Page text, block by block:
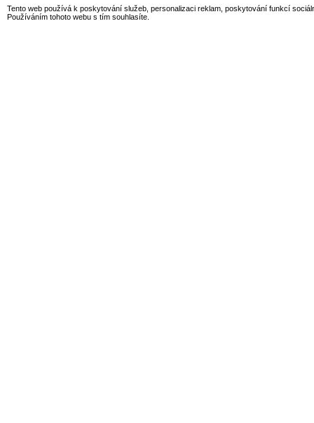
Tento web používá k poskytování služeb, personalizaci reklam, poskytování funkcí
Používáním tohoto webu s tím souhlasíte.